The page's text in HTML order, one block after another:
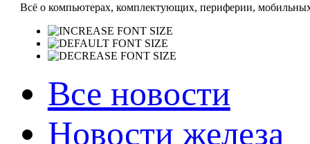
Всё о компьютерах, комплектующих, периферии, мобильных
Все новости
Новости железа